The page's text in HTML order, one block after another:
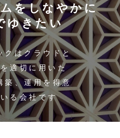
をしなやかに
ゆきたい
クはクラウドと
適切に用いた
築、運用を得意
る会社です